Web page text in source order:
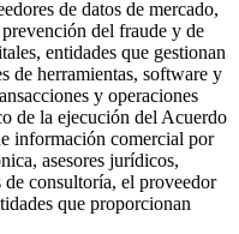
de datos de mercado,
del fraude y de
entidades que gestionan
de herramientas, software y
y operaciones
de la ejecución del Acuerdo
información comercial por
asesores jurídicos,
de consultoría, el proveedor
que proporcionan